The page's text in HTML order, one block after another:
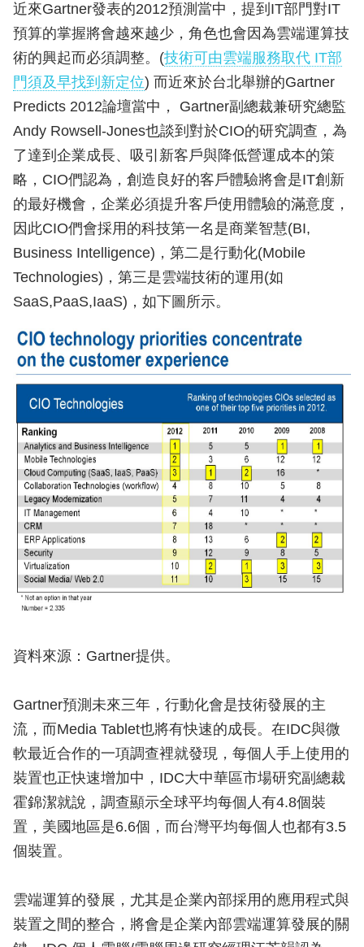
近來Gartner發表的2012預測當中，提到IT部門對IT
預算的掌握將會越來越少，角色也會因為雲端運算技
術的興起而必須調整。(技術可由雲端服務取代 IT部
門須及早找到新定位) 而近來於台北舉辦的Gartner
Predicts 2012論壇當中， Gartner副總裁兼研究總監
Andy Rowsell-Jones也談到對於CIO的研究調查，為
了達到企業成長、吸引新客戶與降低營運成本的策
略，CIO們認為，創造良好的客戶體驗將會是IT創新
的最好機會，企業必須提升客戶使用體驗的滿意度，
因此CIO們會採用的科技第一名是商業智慧(BI,
Business Intelligence)，第二是行動化(Mobile
Technologies)，第三是雲端技術的運用(如
SaaS,PaaS,IaaS)，如下圖所示。
資料來源：Gartner提供。
Gartner預測未來三年，行動化會是技術發展的主
流，而Media Tablet也將有快速的成長。在IDC與微
軟最近合作的一項調查裡就發現，每個人手上使用的
裝置也正快速增加中，IDC大中華區市場研究副總裁
霍錦潔就說，調查顯示全球平均每個人有4.8個裝
置，美國地區是6.6個，而台灣平均每個人也都有3.5
個裝置。
雲端運算的發展，尤其是企業內部採用的應用程式與
裝置之間的整合，將會是企業內部雲端運算發展的關